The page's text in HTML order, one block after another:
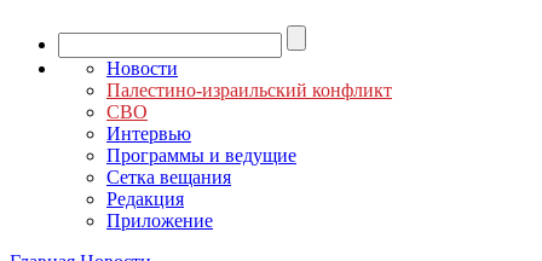
Новости
Палестино-израильский конфликт
СВО
Интервью
Программы и ведущие
Сетка вещания
Редакция
Приложение